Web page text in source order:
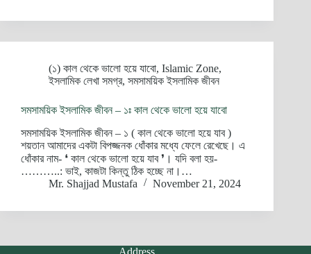
(১) কাল থেকে ভালো হয়ে যাবো, Islamic Zone,
ইসলামিক লেখা সমগ্র, সমসাময়িক ইসলামিক জীবন
সমসাময়িক ইসলামিক জীবন – ১ঃ কাল থেকে ভালো হয়ে যাবো
সমসাময়িক ইসলামিক জীবন – ১ ( কাল থেকে ভালো হয়ে যাব )
শয়তান আমাদের একটা বিপজ্জনক ধোঁকার মধ্যে ফেলে রেখেছে। এ
ধোঁকার নাম- ❛ কাল থেকে ভালো হয়ে যাব ❜। যদি বলা হয়-
………..: ভাই, কাজটা কিন্তু ঠিক হচ্ছে না।…
Mr. Shajjad Mustafa
November 21, 2024
Address